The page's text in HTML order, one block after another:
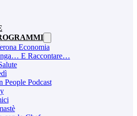
Economia
E Raccontare…
People Podcast